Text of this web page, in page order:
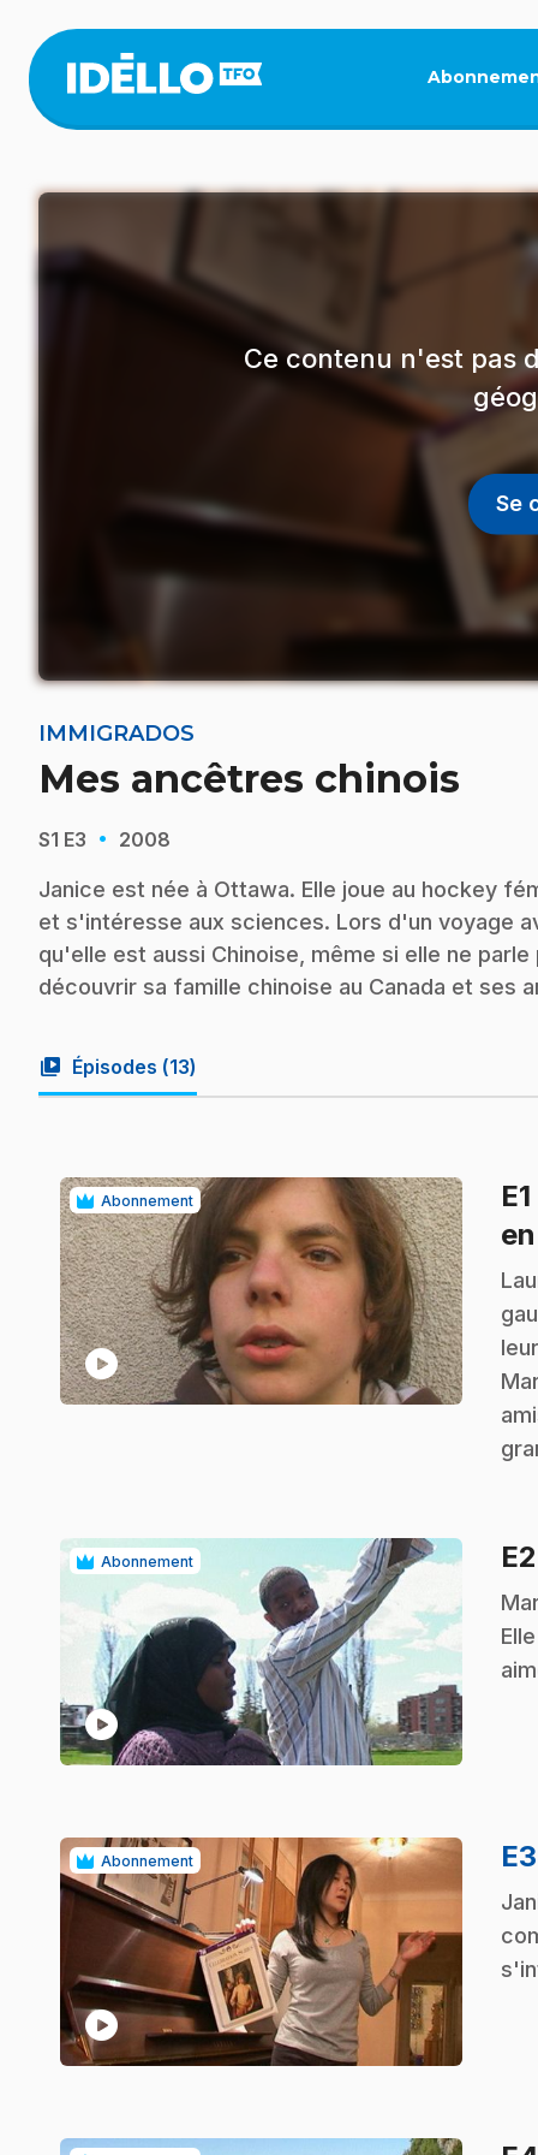
contenu
principal
Ce contenu n'est pas
Se
IMMIGRADOS
Mes ancêtres chinois
S1 E3 · 2008
Janice est née à Ottawa. Elle joue au hockey
et s'intéresse aux sciences. Lors d'un voyage
qu'elle est aussi Chinoise, même si elle ne
découvrir sa famille chinoise au Canada et ses
video_library Épisodes (13)
Abonnement
play_circle
E1
.
Abonnement
play_circle
E2
.
Abonnement
play_circle
E3
.